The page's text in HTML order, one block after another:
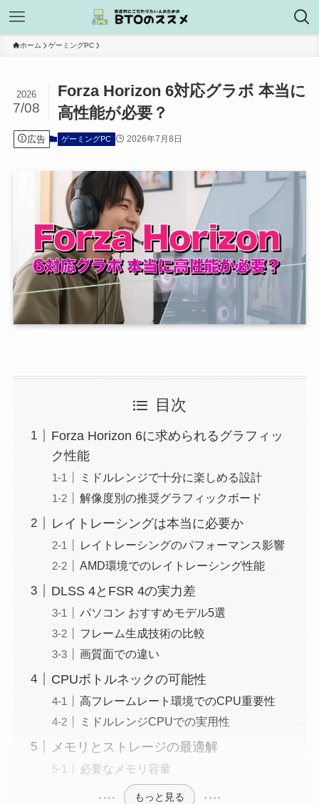
ホーム ゲーミングPC
Forza Horizon 6対応グラボ 本当に
高性能が必要？
2026
7/08
広告 ゲーミングPC 2026年7月8日
目次
Forza Horizon 6に求められるグラフィッ
ク性能
ミドルレンジで十分に楽しめる設計
解像度別の推奨グラフィックボード
レイトレーシングは本当に必要か
レイトレーシングのパフォーマンス影響
AMD環境でのレイトレーシング性能
DLSS 4とFSR 4の実力差
パソコン おすすめモデル5選
フレーム生成技術の比較
画質面での違い
CPUボトルネックの可能性
高フレームレート環境でのCPU重要性
ミドルレンジCPUでの実用性
メモリとストレージの最適解
必要なメモリ容量
もっと見る